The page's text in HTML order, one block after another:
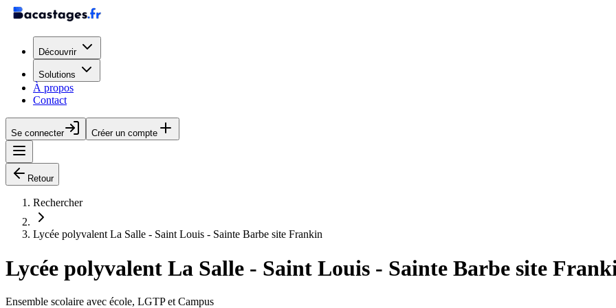
Découvrir
Solutions
À propos
Contact
Se connecter Créer un compte
Retour
Rechercher
Lycée polyvalent La Salle - Saint Louis - Sainte Barbe site Frankin
Lycée polyvalent La Salle - Saint Louis - Sainte Barbe site
Ensemble scolaire avec école, LGTP et Campus